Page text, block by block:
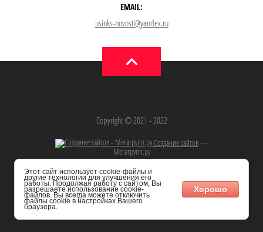
EMAIL:
usinks-novosti@yandex.ru
Copyright © 2021 - 2022
Создание сайтов—
Мегагрупп.ру
Этот сайт использует cookie-файлы и
другие технологии для улучшения его
работы. Продолжая работу с сайтом, Вы
разрешаете использование cookie-
файлов. Вы всегда можете отключить
файлы cookie в настройках Вашего
браузера.
Хорошо